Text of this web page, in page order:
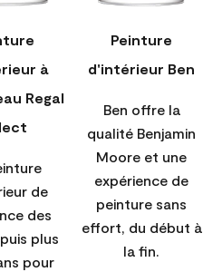
à
Regal
de
des
plus
pour
Peinture
d'intérieur Ben
Ben offre la
qualité Benjamin
Moore et une
expérience de
peinture sans
effort, du début à
la fin.